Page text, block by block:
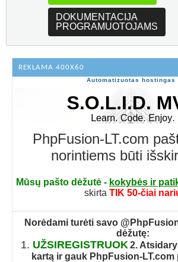
DOKUMENTACIJA
PROGRAMUOTOJAMS
REKLAMA 400X60
Automatizuotas hostingas
PhpFusion-LT.com
norintiems būti
Mūsų pašto dėžutė - kokybės ir
skirta TIK 50-čiai
Norėdami turėti savo
dėžutę:
1. UŽSIREGISTRUOK 2.
kartą ir gauk PhpFusion-LT.com